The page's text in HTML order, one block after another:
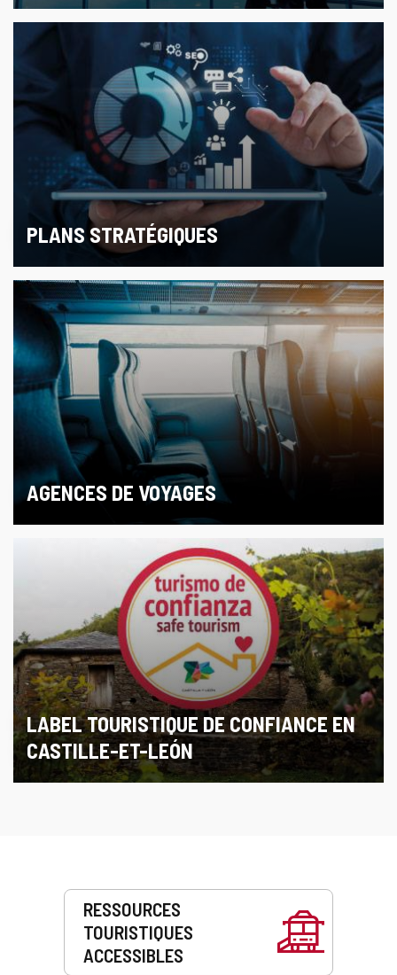
PLANS STRATÉGIQUES
AGENCES DE VOYAGES
LABEL TOURISTIQUE DE CONFIANCE EN
CASTILLE-ET-LEÓN
Prestations
RESSOURCES
TOURISTIQUES
ACCESSIBLES